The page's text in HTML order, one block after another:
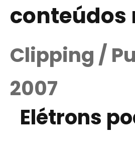
conteúdos
Clipping /
2007
Elétrons